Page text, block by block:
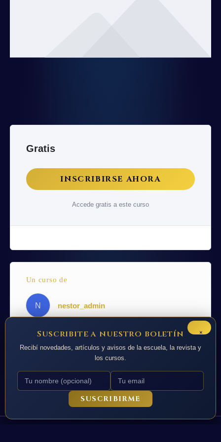
Gratis
INSCRIBIRSE AHORA
Accede gratis a este curso
Un curso de
N nestor_admin
×
Suscribite a nuestro boletín
Recibí novedades, artículos y avisos de la escuela, la revista y
los cursos.
SUSCRIBIRME